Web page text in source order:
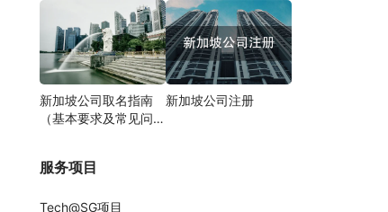
明
新加坡公司取名指南
（基本要求及常见问
新加坡公司注册
服务项目
Tech@SG项目